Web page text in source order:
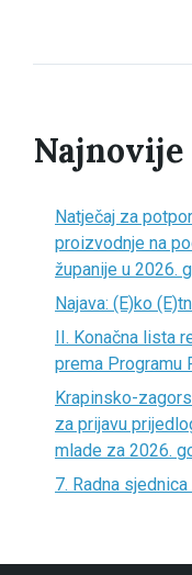
Najnovije
Natječaj za
proizvodnje na
županije u 2026.
Najava: (E)ko
II. Konačna lista
prema Programu
Krapinsko-
za prijavu
mlade za 2026.
7. Radna